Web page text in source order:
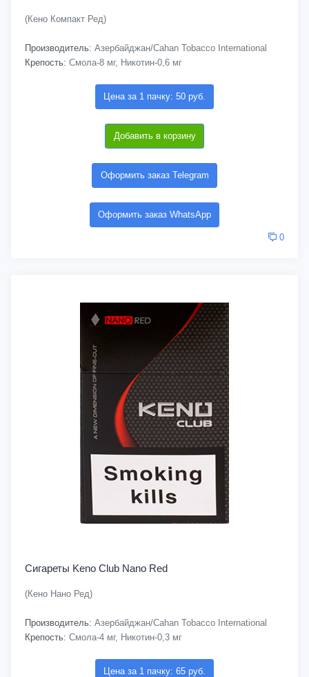
(Кено Компакт Ред)
Производитель: Азербайджан/Cahan Tobacco International
Крепость: Смола-8 мг, Никотин-0,6 мг
Цена за 1 пачку: 50 руб.
Добавить в корзину
Оформить заказ Telegram
Оформить заказ WhatsApp
0
Сигареты Keno Club Nano Red
(Кено Нано Ред)
Производитель: Азербайджан/Cahan Tobacco International
Крепость: Смола-4 мг, Никотин-0,3 мг
Цена за 1 пачку: 65 руб.